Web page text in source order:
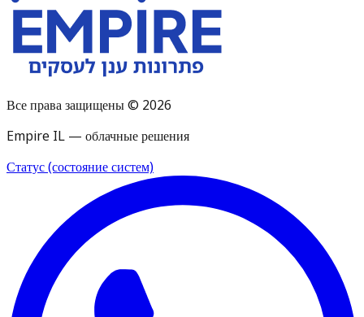
Все права защищены © 2026
Empire IL — облачные решения
Статус (состояние систем)